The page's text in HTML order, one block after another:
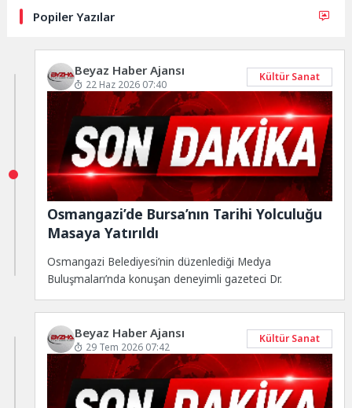
Popiler Yazılar
Beyaz Haber Ajansı
22 Haz 2026 07:40
Kültür Sanat
Osmangazi’de Bursa’nın Tarihi Yolculuğu
Masaya Yatırıldı
Osmangazi Belediyesi’nin düzenlediği Medya
Buluşmaları’nda konuşan deneyimli gazeteci Dr.
Beyaz Haber Ajansı
29 Tem 2026 07:42
Kültür Sanat